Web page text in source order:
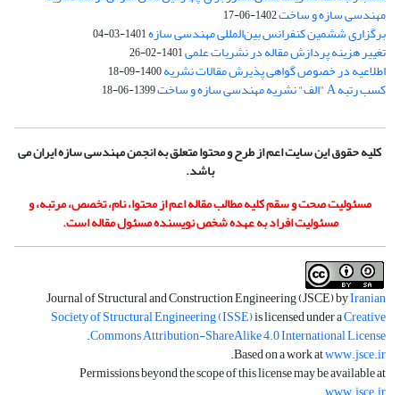
مهندسی سازه و ساخت1402-06-17
برگزاری ششمین کنفرانس بین‌المللی مهندسی سازه1401-03-04
تغییر هزینه پردازش مقاله در نشریات علمی1401-02-26
اطلاعیه در خصوص گواهی پذیرش مقالات نشریه1400-09-18
کسب رتبه A "الف" نشریه مهندسی سازه و ساخت 1399-06-18
کلیه حقوق این سایت اعم از طرح و محتوا متعلق به انجمن مهندسی سازه ایران می
باشد.
مسئولیت صحت و سقم کلیه مطالب مقاله اعم از محتوا، نام، تخصص، مرتبه، و
مسئولیت افراد به عهده شخص نویسنده مسئول مقاله است.
Journal of Structural and Construction Engineering (JSCE) byIranian
Society of Structural Engineering (ISSE)is licensed under aCreative
Commons Attribution-ShareAlike 4.0 International License
.
Based on a work atwww.jsce.ir
.
Permissions beyond the scope of this license may be available at